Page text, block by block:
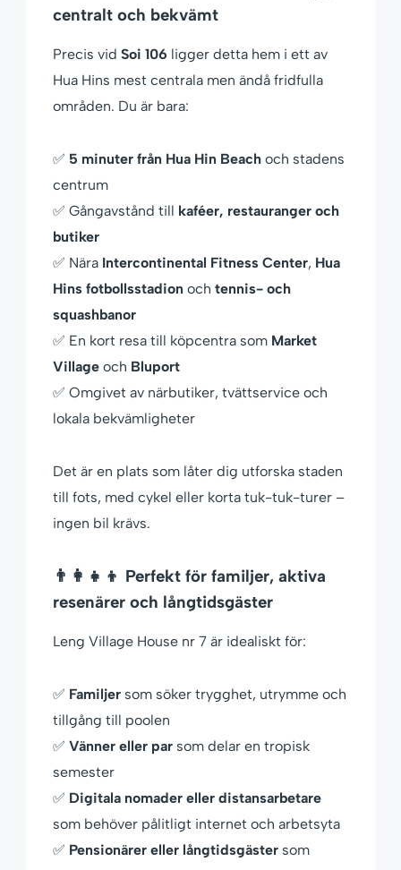
centralt och bekvämt
Precis vid Soi 106 ligger detta hem i ett av
Hua Hins mest centrala men ändå fridfulla
områden. Du är bara:
✅ 5 minuter från Hua Hin Beach och stadens
centrum
✅ Gångavstånd till kaféer, restauranger och
butiker
✅ Nära Intercontinental Fitness Center, Hua
Hins fotbollsstadion och tennis- och
squashbanor
✅ En kort resa till köpcentra som Market
Village och Bluport
✅ Omgivet av närbutiker, tvättservice och
lokala bekvämligheter
Det är en plats som låter dig utforska staden
till fots, med cykel eller korta tuk-tuk-turer –
ingen bil krävs.
👨‍👩‍👧‍👦 Perfekt för familjer, aktiva
resenärer och långtidsgäster
Leng Village House nr 7 är idealiskt för:
✅ Familjer som söker trygghet, utrymme och
tillgång till poolen
✅ Vänner eller par som delar en tropisk
semester
✅ Digitala nomader eller distansarbetare
som behöver pålitligt internet och arbetsyta
✅ Pensionärer eller långtidsgäster som